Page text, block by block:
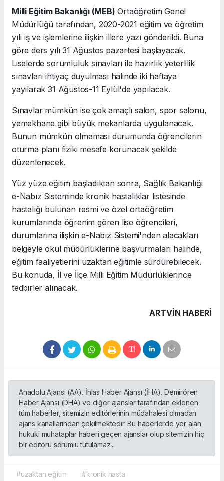
Milli Eğitim Bakanlığı (MEB) Ortaöğretim Genel
Müdürlüğü tarafından, 2020-2021 eğitim ve öğretim
yılı iş ve işlemlerine ilişkin illere yazı gönderildi. Buna
göre ders yılı 31 Ağustos pazartesi başlayacak.
Liselerde sorumluluk sınavları ile hazırlık yeterlilik
sınavları ihtiyaç duyulması halinde iki haftaya
yayılarak 31 Ağustos-11 Eylül'de yapılacak.
Sınavlar mümkün ise çok amaçlı salon, spor salonu,
yemekhane gibi büyük mekanlarda uygulanacak.
Bunun mümkün olmaması durumunda öğrencilerin
oturma planı fiziki mesafe korunacak şekilde
düzenlenecek.
Yüz yüze eğitim başladıktan sonra, Sağlık Bakanlığı
e-Nabız Sisteminde kronik hastalıklar listesinde
hastalığı bulunan resmi ve özel ortaöğretim
kurumlarında öğrenim gören lise öğrencileri,
durumlarına ilişkin e-Nabız Sistemi'nden alacakları
belgeyle okul müdürlüklerine başvurmaları halinde,
eğitim faaliyetlerini uzaktan eğitimle sürdürebilecek.
Bu konuda, İl ve İlçe Milli Eğitim Müdürlüklerince
tedbirler alınacak.
ARTVIN HABERİ
Anadolu Ajansı (AA), İhlas Haber Ajansı (İHA), Demirören
Haber Ajansı (DHA) ve diğer ajanslar tarafından eklenen
tüm haberler, sitemizin editörlerinin müdahalesi olmadan
ajans kanallarından çekilmektedir. Bu haberlerde yer alan
hukuki muhataplar haberi geçen ajanslar olup sitemizin hiç
bir editörü sorumlu tutulamaz...
#uzaktan eğitim #kronik hasta